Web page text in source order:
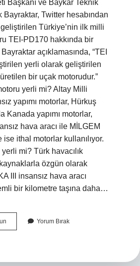
Başkanı ve Baykar Teknik
Bayraktar, Twitter hesabından
Türkiye’nin ilk milli
TEI-PD170 hakkında bir
açıklamasında, “TEI
yerli olarak geliştirilen
bir uçak motorudur.”
yerli mi? Altay Milli
yapımı motorlar, Hürkuş
Kanada yapımı motorlar,
hava aracı ile MİLGEM
ithal motorlar kullanılıyor.
mi? Türk havacılık
özgün olarak
III insansız hava aracı
bir kilometre taşına daha…
Kizilelma
Motoru
Yorum Bırak